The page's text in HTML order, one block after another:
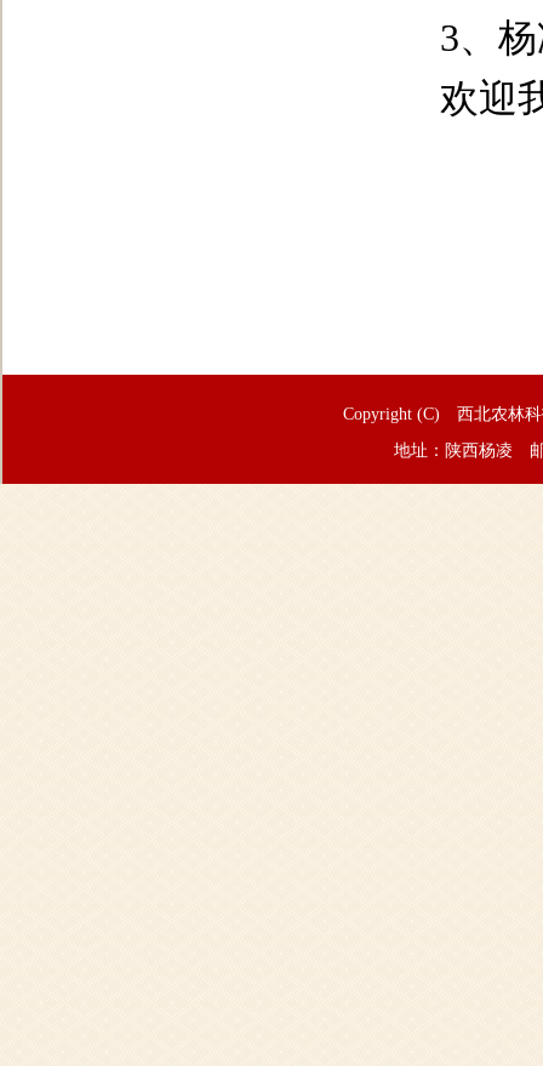
3、
欢迎
Copyright (C) 西北农林
地址：陕西杨凌